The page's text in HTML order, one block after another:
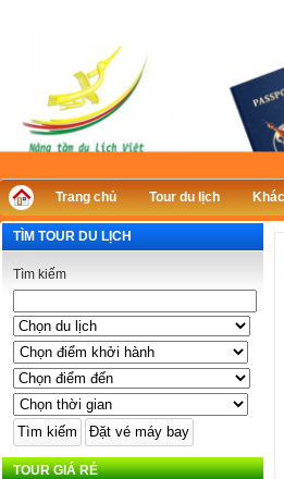
Trang chủ Tour du lịch
TÌM TOUR DU LỊCH
Tìm kiếm
TOUR GIÁ RẺ